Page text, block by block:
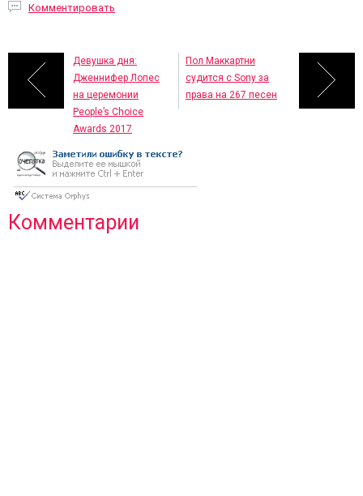
Комментировать
Девушка дня:
Дженнифер Лопес
на церемонии
People’s Choice
Awards 2017
Пол Маккартни
судится с Sony за
права на 267 песен
Комментарии